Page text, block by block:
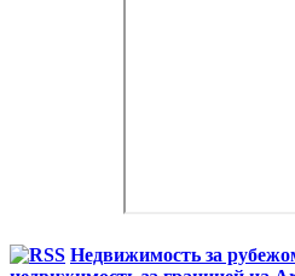
Недвижимость за